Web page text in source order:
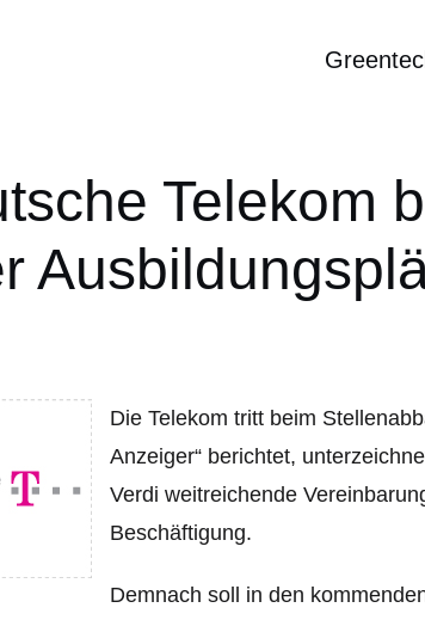
Telekom
Die Telekom tritt beim
Anzeiger“ berichtet,
Verdi weitreichende
Beschäftigung.
Demnach soll in den